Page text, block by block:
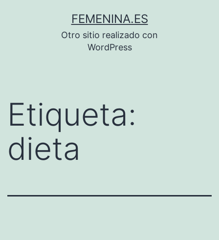
FEMENINA.ES
Otro sitio realizado con
WordPress
Etiqueta:
dieta